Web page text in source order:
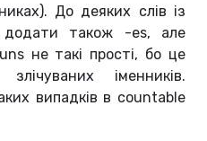
До деяких слів із
додати також -es, але
не такі прості, бо це
іменників.
випадків в countable